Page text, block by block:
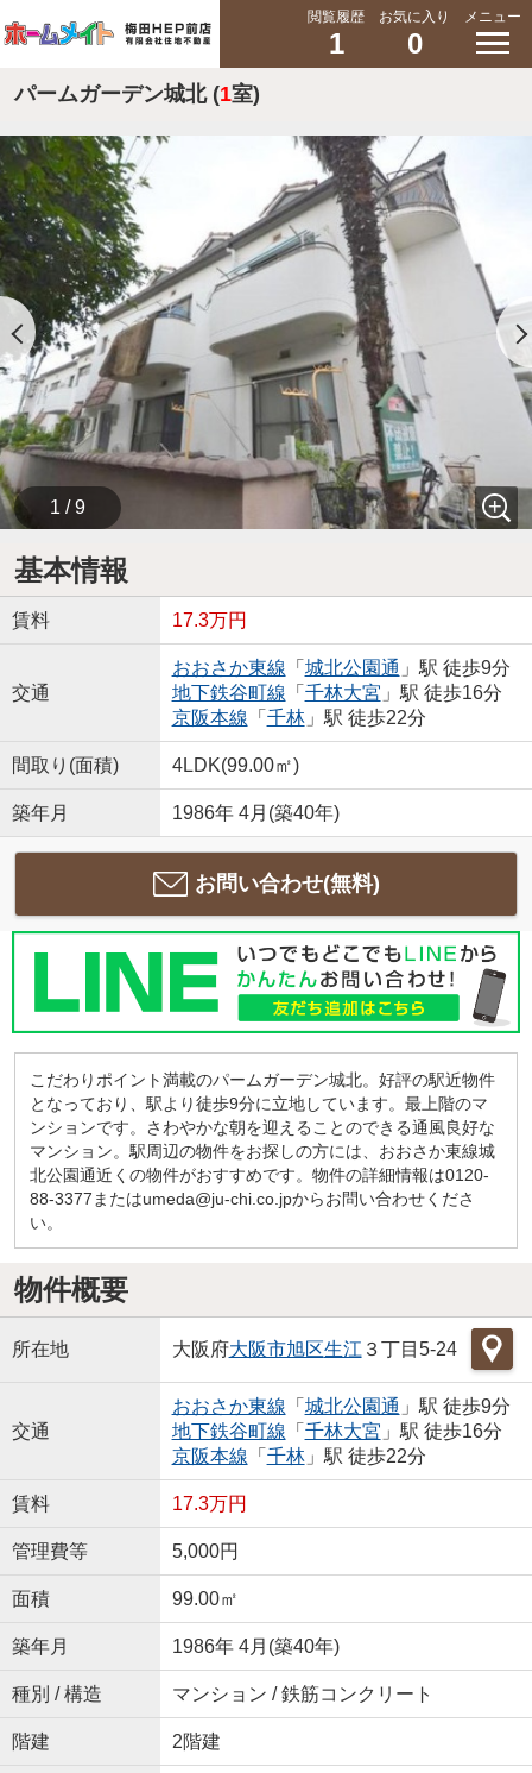
閲覧履歴
1
お気に入り
0
メニュー
パームガーデン城北 (1室)
1 / 9
基本情報
賃料 17.3万円
交通
おおさか東線 「 城北公園通 」駅 徒歩9分
地下鉄谷町線 「 千林大宮 」駅 徒歩16分
京阪本線 「 千林」駅 徒歩22分
間取り(面積) 4LDK(99.00㎡)
築年月 1986年 4月(築40年)
お問い合わせ(無料)
こだわりポイント満載のパームガーデン城北。好評の駅近物件
となっており、駅より徒歩9分に立地しています。最上階のマ
ンションです。さわやかな朝を迎えることのできる通風良好な
マンション。駅周辺の物件をお探しの方には、おおさか東線城
北公園通近くの物件がおすすめです。物件の詳細情報は0120-
88-3377またはumeda@ju-chi.co.jpからお問い合わせくださ
い。
物件概要
所在地 大阪府大阪市旭区生江 ３丁目5-24
交通
おおさか東線 「 城北公園通 」駅 徒歩9分
地下鉄谷町線 「 千林大宮 」駅 徒歩16分
京阪本線 「 千林」駅 徒歩22分
賃料 17.3万円
管理費等 5,000円
面積 99.00㎡
築年月 1986年 4月(築40年)
種別 / 構造 マンション / 鉄筋コンクリート
階建 2階建